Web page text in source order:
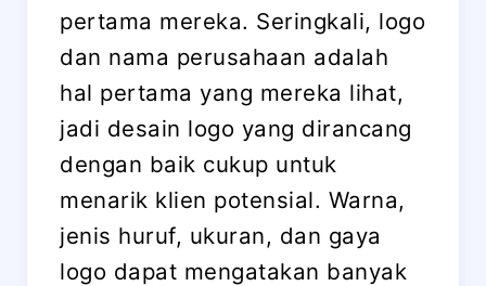
pertama mereka. Seringkali, logo
dan nama perusahaan adalah
hal pertama yang mereka lihat,
jadi desain logo yang dirancang
dengan baik cukup untuk
menarik klien potensial. Warna,
jenis huruf, ukuran, dan gaya
logo dapat mengatakan banyak